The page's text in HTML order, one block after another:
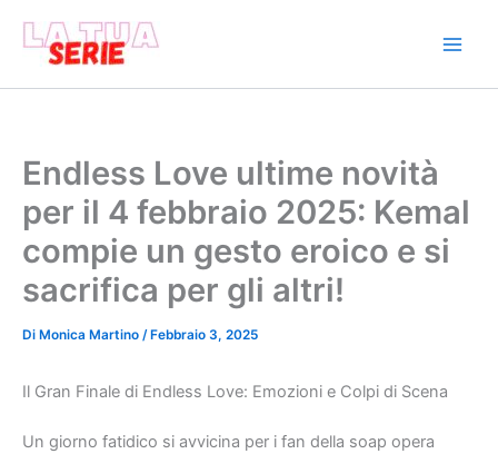
contenuto
Endless Love ultime novità
per il 4 febbraio 2025: Kemal
compie un gesto eroico e si
sacrifica per gli altri!
Di Monica Martino / Febbraio 3, 2025
Il Gran Finale di Endless Love: Emozioni e Colpi di Scena
Un giorno fatidico si avvicina per i fan della soap opera